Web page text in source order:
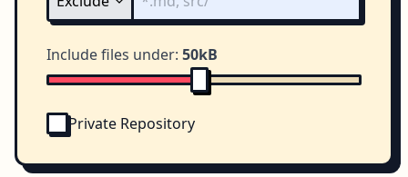
Include files under: 50kB
Private Repository